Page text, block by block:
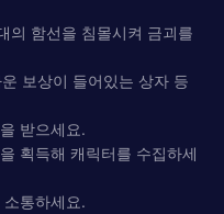
의 함선을 침몰시켜 금괴를
보상이 들어있는 상자 등
받으세요.
획득해 캐릭터를 수집하세
통하세요.